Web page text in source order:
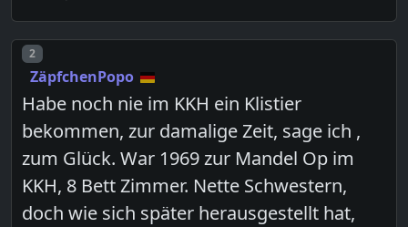
Post number
2
ZäpfchenPopo
Habe noch nie im KKH ein Klistier
bekommen, zur damalige Zeit, sage ich ,
zum Glück. War 1969 zur Mandel Op im
KKH, 8 Bett Zimmer. Nette Schwestern,
doch wie sich später herausgestellt hat,